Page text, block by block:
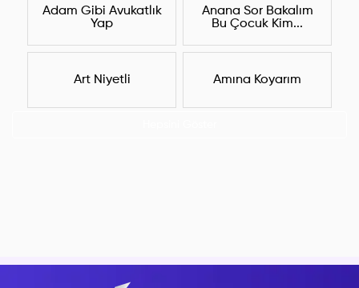
Adam Gibi Avukatlık
Yap
Anana Sor Bakalım
Bu Çocuk Kim...
Art Niyetli Amına Koyarım